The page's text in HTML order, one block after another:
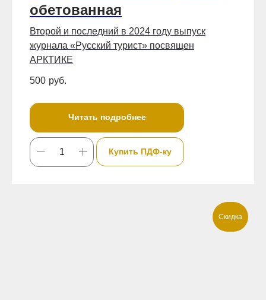
обетованная
Второй и последний в 2024 году выпуск
журнала «Русский турист» посвящен
АРКТИКЕ
500 руб.
Читать подробнее
Купить ПДФ-ку
Скидка